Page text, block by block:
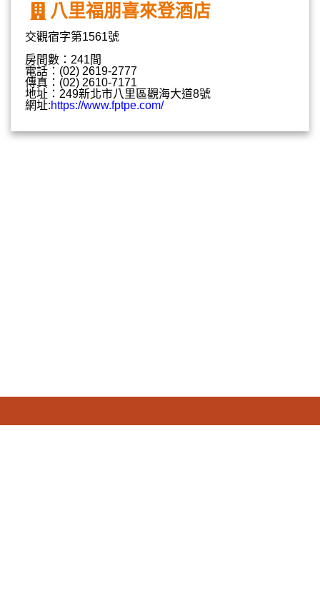
八里福朋喜來登酒店
交觀宿字第1561號
房間數：241間
電話：(02) 2619-2777
傳真：(02) 2610-7171
地址：249新北市八里區觀海大道8號
網址:https://www.fptpe.com/